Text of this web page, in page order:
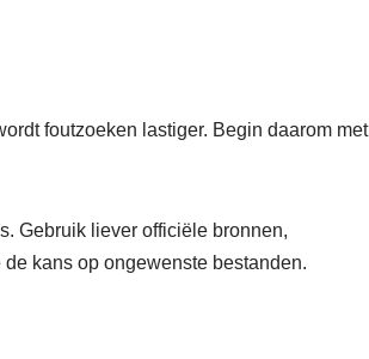
foutzoeken lastiger. Begin daarom met
Gebruik liever officiële bronnen,
kans op ongewenste bestanden.